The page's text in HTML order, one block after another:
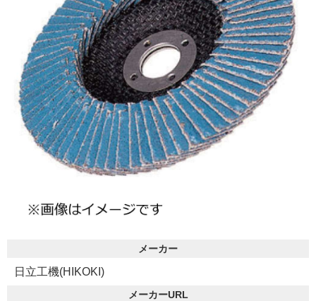
メーカー
日立工機(HIKOKI)
メーカーURL